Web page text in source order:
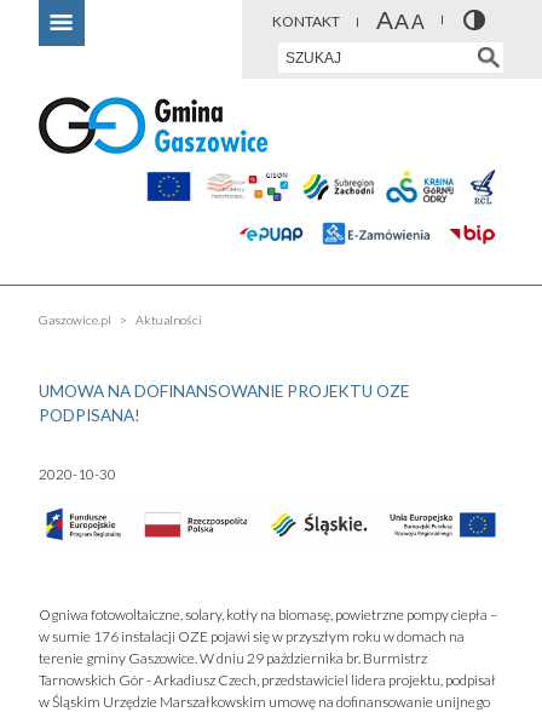
KONTAKT
Gaszowice.pl Aktualności
UMOWA NA DOFINANSOWANIE PROJEKTU OZE
PODPISANA!
2020-10-30
Ogniwa fotowoltaiczne, solary, kotły na biomasę, powietrzne pompy ciepła –
w sumie 176 instalacji OZE pojawi się w przyszłym roku w domach na
terenie gminy Gaszowice. W dniu 29 października br. Burmistrz
Tarnowskich Gór - Arkadiusz Czech, przedstawiciel lidera projektu, podpisał
w Śląskim Urzędzie Marszałkowskim umowę na dofinansowanie unijnego